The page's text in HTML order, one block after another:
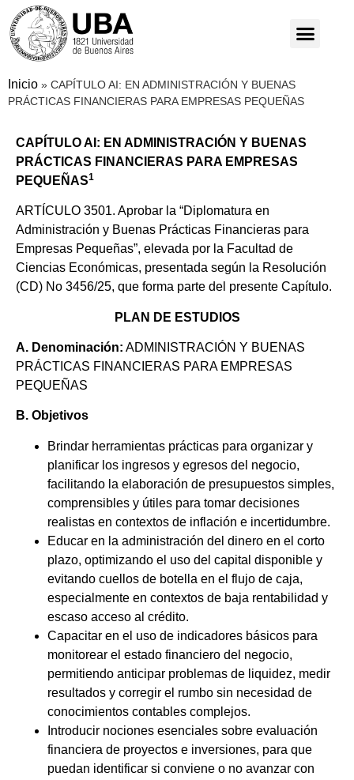
Inicio » CAPÍTULO AI: EN ADMINISTRACIÓN Y BUENAS
PRÁCTICAS FINANCIERAS PARA EMPRESAS PEQUEÑAS
CAPÍTULO AI: EN ADMINISTRACIÓN Y BUENAS
PRÁCTICAS FINANCIERAS PARA EMPRESAS
PEQUEÑAS1
ARTÍCULO 3501. Aprobar la “Diplomatura en
Administración y Buenas Prácticas Financieras para
Empresas Pequeñas”, elevada por la Facultad de
Ciencias Económicas, presentada según la Resolución
(CD) No 3456/25, que forma parte del presente Capítulo.
PLAN DE ESTUDIOS
A. Denominación: ADMINISTRACIÓN Y BUENAS
PRÁCTICAS FINANCIERAS PARA EMPRESAS
PEQUEÑAS
B. Objetivos
Brindar herramientas prácticas para organizar y
planificar los ingresos y egresos del negocio,
facilitando la elaboración de presupuestos simples,
comprensibles y útiles para tomar decisiones
realistas en contextos de inflación e incertidumbre.
Educar en la administración del dinero en el corto
plazo, optimizando el uso del capital disponible y
evitando cuellos de botella en el flujo de caja,
especialmente en contextos de baja rentabilidad y
escaso acceso al crédito.
Capacitar en el uso de indicadores básicos para
monitorear el estado financiero del negocio,
permitiendo anticipar problemas de liquidez, medir
resultados y corregir el rumbo sin necesidad de
conocimientos contables complejos.
Introducir nociones esenciales sobre evaluación
financiera de proyectos e inversiones, para que
puedan identificar si conviene o no avanzar con